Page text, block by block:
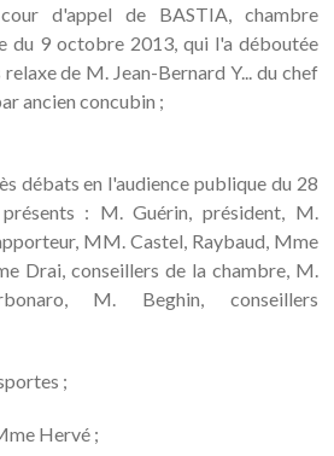
d'appel de BASTIA, chambre
du 9 octobre 2013, qui l'a déboutée
de M. Jean-Bernard Y... du chef
ancien concubin ;
débats en l'audience publique du 28
: M. Guérin, président, M.
MM. Castel, Raybaud, Mme
Drai, conseillers de la chambre, M.
M. Beghin, conseillers
;
Hervé ;